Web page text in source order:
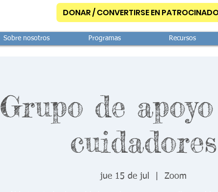
DONAR / CONVERTIRSE EN
Sobre nosotros Programas Recursos
Grupo de
cuidadores
jue 15 de jul Zoom